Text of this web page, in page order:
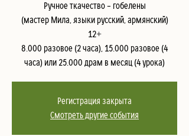
Ручное ткачество – гобелены
(мастер Мила, языки русский, армянский)
12+
8.000 разовое (2 часа), 15.000 разовое (4
часа) или 25.000 драм в месяц (4 урока)
Регистрация закрыта
Смотреть другие события